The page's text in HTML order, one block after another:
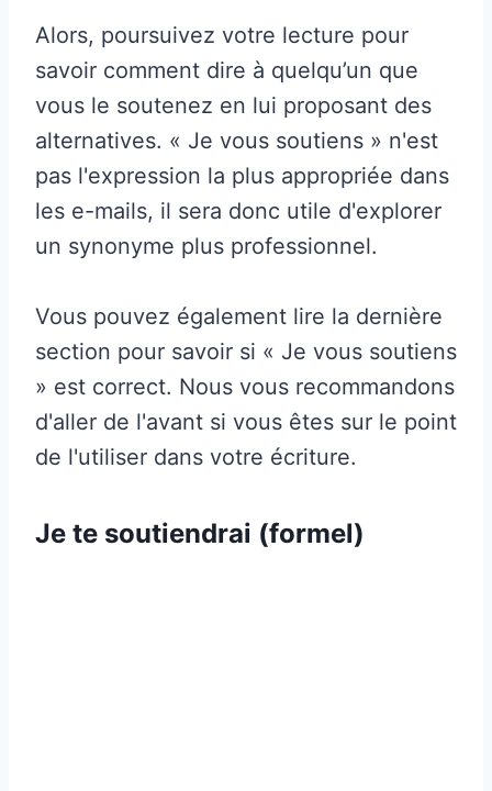
Alors, poursuivez votre lecture pour
savoir comment dire à quelqu’un que
vous le soutenez en lui proposant des
alternatives. « Je vous soutiens » n'est
pas l'expression la plus appropriée dans
les e-mails, il sera donc utile d'explorer
un synonyme plus professionnel.
Vous pouvez également lire la dernière
section pour savoir si « Je vous soutiens
» est correct. Nous vous recommandons
d'aller de l'avant si vous êtes sur le point
de l'utiliser dans votre écriture.
Je te soutiendrai (formel)